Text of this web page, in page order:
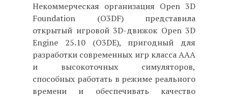
Некоммерческая организация Open 3D
Foundation (O3DF) представила
открытый игровой 3D-движок Open 3D
Engine 25.10 (O3DE), пригодный для
разработки современных игр класса AAA
и высокоточных симуляторов,
способных работать в режиме реального
времени и обеспечивать качество